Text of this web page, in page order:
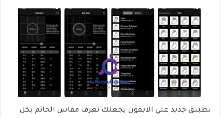
تطبيق جديد علي الايفون يجعلك تعرف مقاس الخاتم بكل